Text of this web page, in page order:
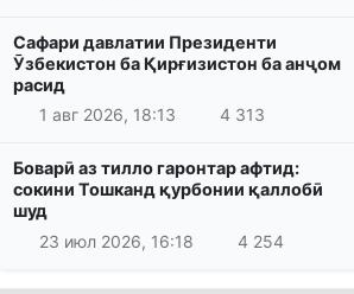
Сафари давлатии Президенти
Ӯзбекистон ба Қирғизистон ба анҷом
расид
1 авг 2026, 18:13
4 313
Боварӣ аз тилло гаронтар афтид:
сокини Тошканд қурбонии қаллобӣ
шуд
23 июл 2026, 16:18
4 254